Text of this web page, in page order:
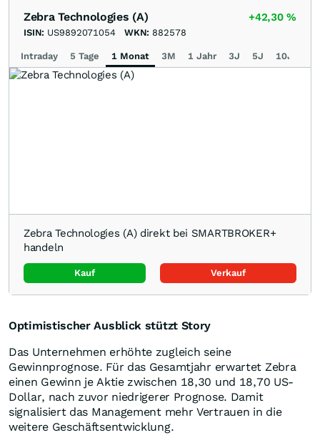
Zebra Technologies (A) +42,30%
ISIN: US9892071054 WKN: 882578
Intraday 5 Tage 1 Monat 3M 1 Jahr 3J 5J 10J
Zebra Technologies (A) direkt bei SMARTBROKER+
handeln
Kauf Verkauf
Optimistischer Ausblick stützt Story
Das Unternehmen erhöhte zugleich seine
Gewinnprognose. Für das Gesamtjahr erwartet Zebra
einen Gewinn je Aktie zwischen 18,30 und 18,70 US-
Dollar, nach zuvor niedrigerer Prognose. Damit
signalisiert das Management mehr Vertrauen in die
weitere Geschäftsentwicklung.